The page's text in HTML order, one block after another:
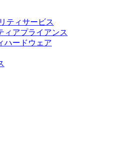
ティサービス
ィアプライアンス
ハードウェア